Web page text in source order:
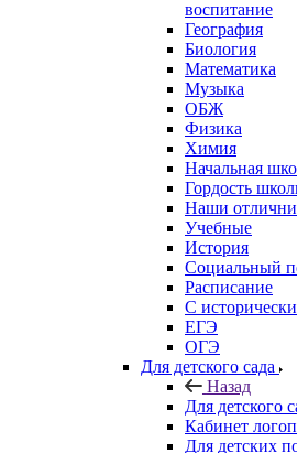
воспитание
География
Биология
Математика
Музыка
ОБЖ
Физика
Химия
Начальная
Гордость
Наши
Учебные
История
Социальный
Расписание
С
ЕГЭ
ОГЭ
Для детского сада
Назад
Для детского
Кабинет
Для детских